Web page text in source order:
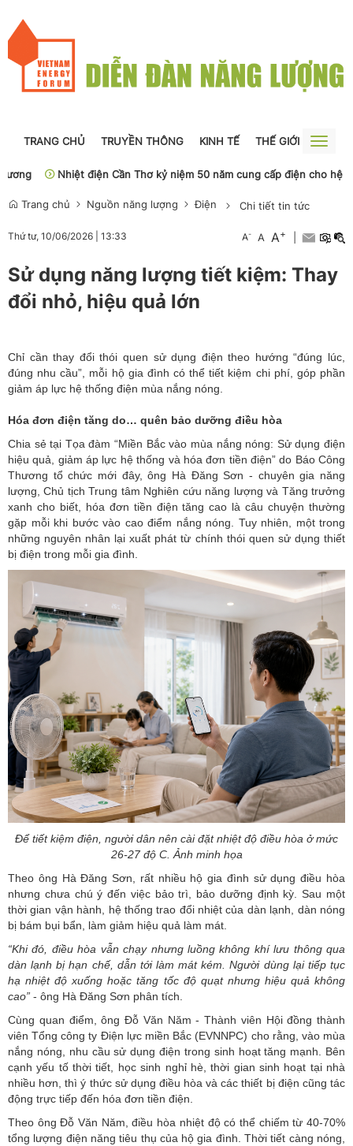
TRANG CHỦ TRUYỀN THÔNG KINH TẾ THẾ GIỚI
Toggle
Nhiệt điện Cần Thơ kỷ niệm 50 năm cung cấp điện cho hệ thống
Trang chủ Nguồn năng lượng Điện Chi tiết tin tức
Thứ tư, 10/06/2026 13:33 A- A A+
Sử dụng năng lượng tiết kiệm: Thay
đổi nhỏ, hiệu quả lớn
Chỉ cần thay đổi thói quen sử dụng điện theo hướng “đúng lúc,
đúng nhu cầu”, mỗi hộ gia đình có thể tiết kiệm chi phí, góp phần
giảm áp lực hệ thống điện mùa nắng nóng.
Hóa đơn điện tăng do… quên bảo dưỡng điều hòa
Chia sẻ tại Tọa đàm “Miền Bắc vào mùa nắng nóng: Sử dụng điện
hiệu quả , giảm áp lực hệ thống và hóa đơn tiền điện” do Báo Công
Thương tổ chức mới đây, ông Hà Đăng Sơn - chuyên gia năng
lượng, Chủ tịch Trung tâm Nghiên cứu năng lượng và Tăng trưởng
xanh cho biết, hóa đơn tiền điện tăng cao là câu chuyện thường
gặp mỗi khi bước vào cao điểm nắng nóng. Tuy nhiên, một trong
những nguyên nhân lại xuất phát từ chính thói quen sử dụng thiết
bị điện trong mỗi gia đình.
Để tiết kiệm điện, người dân nên cài đặt nhiệt độ điều hòa ở mức
26-27 độ C. Ảnh minh họa
Theo ông Hà Đăng Sơn, rất nhiều hộ gia đình sử dụng điều hòa
nhưng chưa chú ý đến việc bảo trì, bảo dưỡng định kỳ. Sau một
thời gian vận hành, hệ thống trao đổi nhiệt của dàn lạnh, dàn nóng
bị bám bụi bẩn, làm giảm hiệu quả làm mát.
“Khi đó, điều hòa vẫn chạy nhưng luồng không khí lưu thông qua
dàn lạnh bị hạn chế, dẫn tới làm mát kém. Người dùng lại tiếp tục
hạ nhiệt độ xuống hoặc tăng tốc độ quạt nhưng hiệu quả không
cao” - ông Hà Đăng Sơn phân tích.
Cùng quan điểm, ông Đỗ Văn Năm - Thành viên Hội đồng thành
viên Tổng công ty Điện lực miền Bắc (EVNNPC) cho rằng, vào mùa
nắng nóng, nhu cầu sử dụng điện trong sinh hoạt tăng mạnh. Bên
cạnh yếu tố thời tiết, học sinh nghỉ hè, thời gian sinh hoạt tại nhà
nhiều hơn, thì ý thức sử dụng điều hòa và các thiết bị điện cũng tác
động trực tiếp đến hóa đơn tiền điện.
Theo ông Đỗ Văn Năm, điều hòa nhiệt độ có thể chiếm từ 40-70%
tổng lượng điện năng tiêu thụ của hộ gia đình. Thời tiết càng nóng,